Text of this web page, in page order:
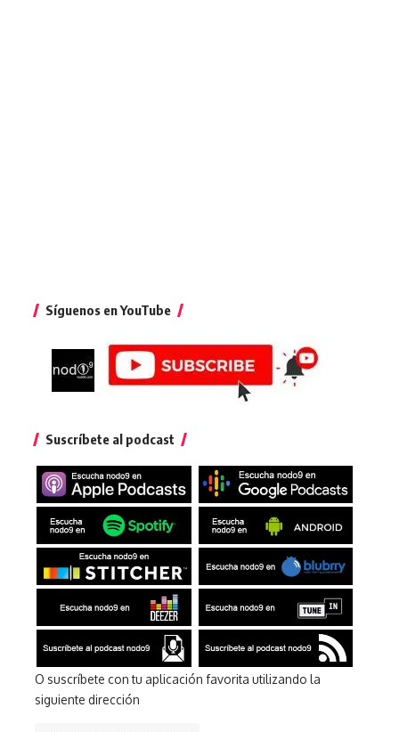
Síguenos en YouTube
Suscríbete al podcast
O suscríbete con tu aplicación favorita utilizando la
siguiente dirección